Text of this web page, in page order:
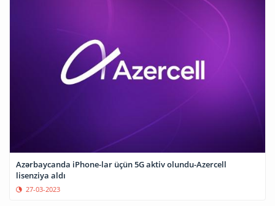
Azərbaycanda iPhone-lar üçün 5G aktiv olundu-Azercell
lisenziya aldı
27-03-2023